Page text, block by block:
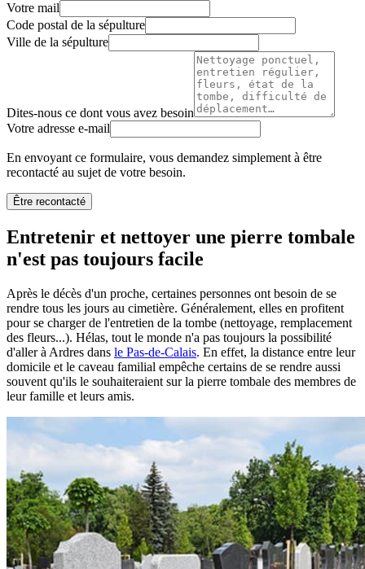
Votre mail
Code postal de la sépulture
Ville de la sépulture
Dites-nous ce dont vous avez besoin
Votre adresse e-mail
En envoyant ce formulaire, vous demandez simplement à être
recontacté au sujet de votre besoin.
Être recontacté
Entretenir et nettoyer une pierre tombale
n'est pas toujours facile
Après le décès d'un proche, certaines personnes ont besoin de se
rendre tous les jours au cimetière. Généralement, elles en profitent
pour se charger de l'entretien de la tombe (nettoyage, remplacement
des fleurs...). Hélas, tout le monde n'a pas toujours la possibilité
d'aller à Ardres dans le Pas-de-Calais. En effet, la distance entre leur
domicile et le caveau familial empêche certains de se rendre aussi
souvent qu'ils le souhaiteraient sur la pierre tombale des membres de
leur famille et leurs amis.